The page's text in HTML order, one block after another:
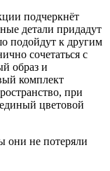
подчеркнёт
детали придадут
подойдут к другим
сочетаться с
образ и
комплект
при
цветовой
они не потеряли